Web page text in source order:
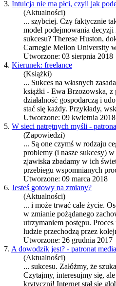
3. Intuicja nie ma płci, czyli jak
(Aktualności)
... szybciej. Czy faktycznie
model podejmowania decyzji
sukcesu? Therese Huston,
Carnegie Mellon University
Utworzone: 03 sierpnia 2018
4. Kierunek: freelance
(Książki)
... Sukces na własnych
książki - Ewa Brzozowska, z
działalność gospodarczą i
stać się każdy. Przykłady,
Utworzone: 09 kwietnia 2018
5. W sieci natrętnych myśli -
(Zapowiedzi)
... Są one czymś w rodzaju
problemy (i nasze sukcesy) w
zjawiska zbadamy w ich
przebiegu wspomnianych
Utworzone: 09 marca 2018
6. Jesteś gotowy na zmiany?
(Aktualności)
... i może trwać całe życie.
w zmianie pożądanego
utrzymaniem postępu.
ludzie przechodzą przez
Utworzone: 26 grudnia 2017
7. A dowodzik jest? - patronat
(Aktualności)
... sukcesu. Załóżmy, że
Czytajmy, interesujmy się,
krytyczni! Internet stał się